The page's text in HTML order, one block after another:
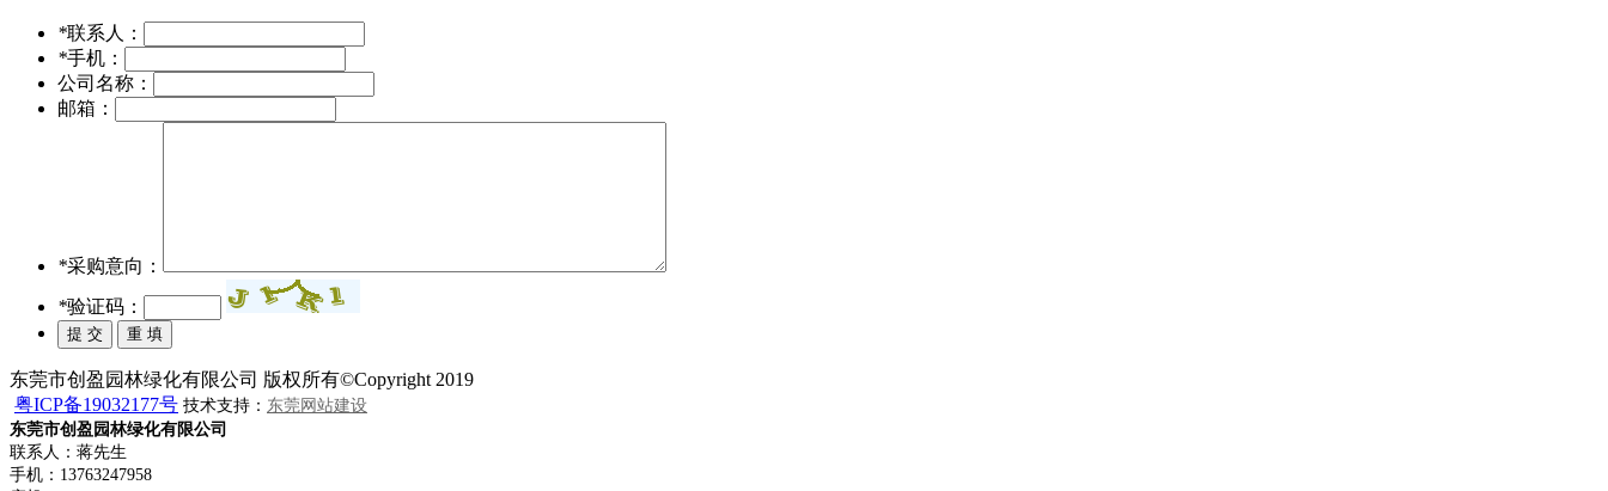
*联系人：
*手机：
公司名称：
邮箱：
*采购意向：
*验证码：
东莞市创盈园林绿化有限公司 版权所有©Copyright 2019
粤ICP备19032177号 技术支持： 东莞网站建设
东莞市创盈园林绿化有限公司
联系人：蒋先生
手机：13763247958